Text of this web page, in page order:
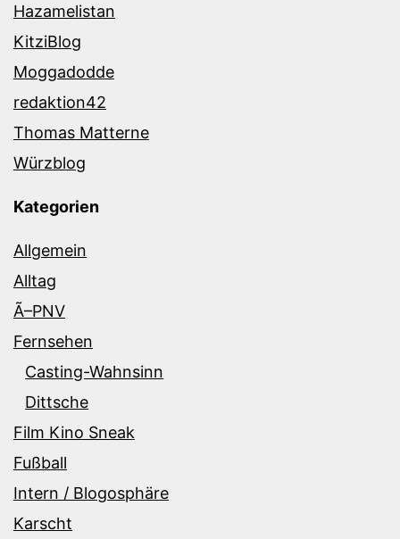
Hazamelistan
KitziBlog
Moggadodde
redaktion42
Thomas Matterne
Würzblog
Kategorien
Allgemein
Alltag
Ã–PNV
Fernsehen
Casting-Wahnsinn
Dittsche
Film Kino Sneak
Fußball
Intern / Blogosphäre
Karscht